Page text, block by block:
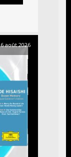
6 août 2026